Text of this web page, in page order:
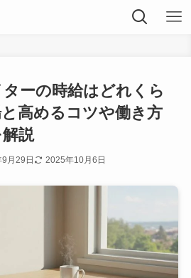
ーの時給はどれくら
高めるコツや働き方
説
月29日 2025年10月6日